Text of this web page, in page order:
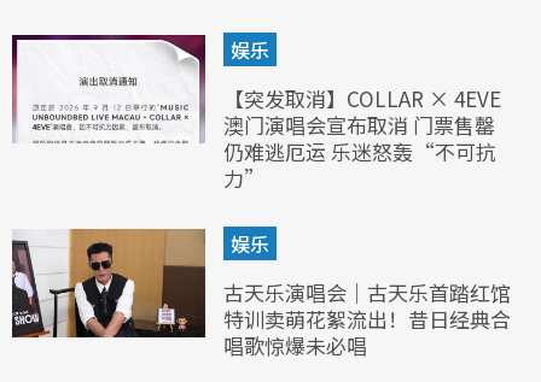
娱乐
【突发取消】COLLAR × 4EVE
澳门演唱会宣布取消 门票售罄
仍难逃厄运 乐迷怒轰“不可抗
力”
娱乐
古天乐演唱会｜古天乐首踏红馆
特训卖萌花絮流出！昔日经典合
唱歌惊爆未必唱